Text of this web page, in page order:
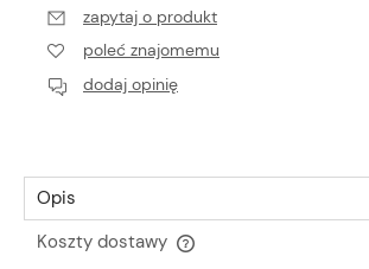
zapytaj o produkt
poleć znajomemu
dodaj opinię
Opis
Koszty dostawy
Cena nie zawiera ewentualnych kosztów